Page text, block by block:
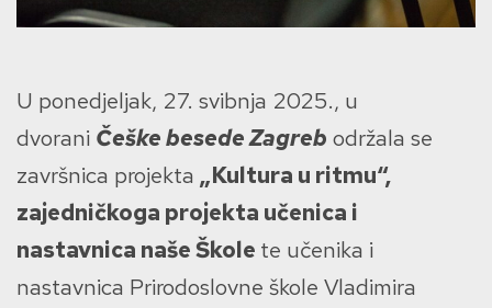
U ponedjeljak, 27. svibnja 2025., u
dvorani Češke besede Zagreb održala se
završnica projekta „Kultura u ritmu“,
zajedničkoga projekta učenica i
nastavnica naše Škole te učenika i
nastavnica Prirodoslovne škole Vladimira